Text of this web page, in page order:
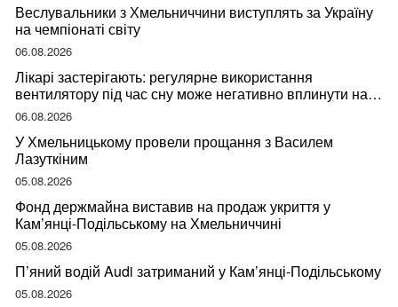
Веслувальники з Хмельниччини виступлять за Україну
на чемпіонаті світу
06.08.2026
Лікарі застерігають: регулярне використання
вентилятору під час сну може негативно вплинути на
ваше здоров’я
06.08.2026
У Хмельницькому провели прощання з Василем
Лазуткіним
05.08.2026
Фонд держмайна виставив на продаж укриття у
Кам’янці-Подільському на Хмельниччині
05.08.2026
П’яний водій Audi затриманий у Кам’янці-Подільському
05.08.2026